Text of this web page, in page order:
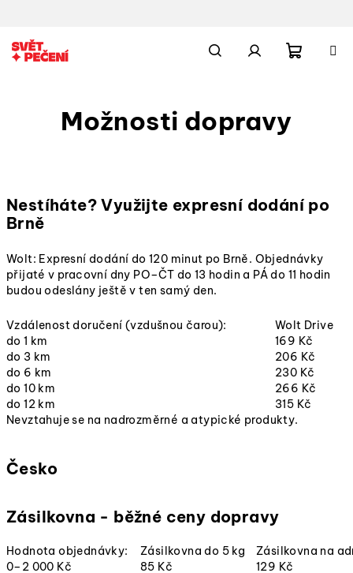
na
obsah
Možnosti dopravy
Nestíháte? Využijte expresní dodání po
Brně
Wolt: Expresní dodání do 120 minut po Brně. Objednávky
přijaté v pracovní dny PO–ČT do 13 hodin a PÁ do 11 hodin
budou odeslány ještě v ten samý den.
Vzdálenost doručení (vzdušnou čarou):
Wolt Drive
do 1 km
169 Kč
do 3 km
206 Kč
do 6 km
230 Kč
do 10 km
266 Kč
do 12 km
315 Kč
Nevztahuje se na nadrozměrné a atypické produkty.
Česko
Zásilkovna - běžné ceny dopravy
Hodnota objednávky: Zásilkovna do 5 kg
Zásilkovna na
0–2 000 Kč
85 Kč
129 Kč